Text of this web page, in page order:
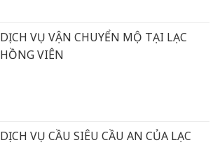
DỊCH VỤ VẬN CHUYỂN MỘ TẠI LẠC
HỒNG VIÊN
DỊCH VỤ CẦU SIÊU CẦU AN CỦA LẠC